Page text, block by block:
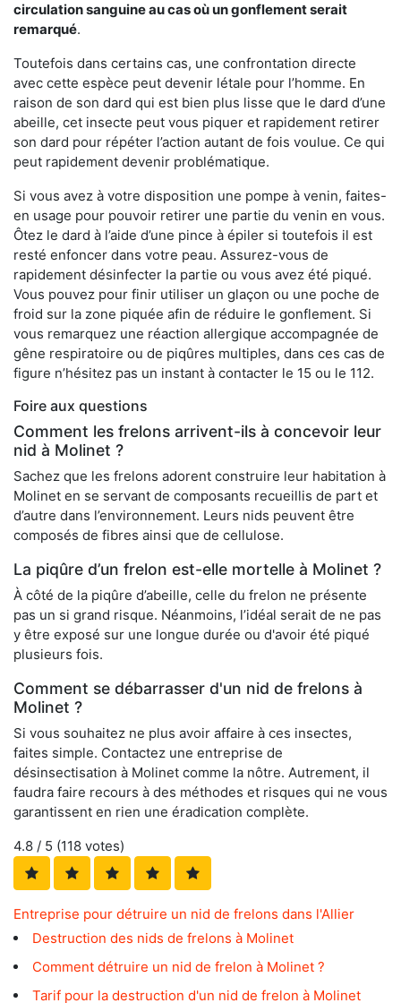
circulation sanguine au cas où un gonflement serait
remarqué.
Toutefois dans certains cas, une confrontation directe
avec cette espèce peut devenir létale pour l’homme. En
raison de son dard qui est bien plus lisse que le dard d’une
abeille, cet insecte peut vous piquer et rapidement retirer
son dard pour répéter l’action autant de fois voulue. Ce qui
peut rapidement devenir problématique.
Si vous avez à votre disposition une pompe à venin, faites-
en usage pour pouvoir retirer une partie du venin en vous.
Ôtez le dard à l’aide d’une pince à épiler si toutefois il est
resté enfoncer dans votre peau. Assurez-vous de
rapidement désinfecter la partie ou vous avez été piqué.
Vous pouvez pour finir utiliser un glaçon ou une poche de
froid sur la zone piquée afin de réduire le gonflement. Si
vous remarquez une réaction allergique accompagnée de
gêne respiratoire ou de piqûres multiples, dans ces cas de
figure n’hésitez pas un instant à contacter le 15 ou le 112.
Foire aux questions
Comment les frelons arrivent-ils à concevoir leur
nid à Molinet ?
Sachez que les frelons adorent construire leur habitation à
Molinet en se servant de composants recueillis de part et
d’autre dans l’environnement. Leurs nids peuvent être
composés de fibres ainsi que de cellulose.
La piqûre d’un frelon est-elle mortelle à Molinet ?
À côté de la piqûre d’abeille, celle du frelon ne présente
pas un si grand risque. Néanmoins, l’idéal serait de ne pas
y être exposé sur une longue durée ou d'avoir été piqué
plusieurs fois.
Comment se débarrasser d'un nid de frelons à
Molinet ?
Si vous souhaitez ne plus avoir affaire à ces insectes,
faites simple. Contactez une entreprise de
désinsectisation à Molinet comme la nôtre. Autrement, il
faudra faire recours à des méthodes et risques qui ne vous
garantissent en rien une éradication complète.
4.8 / 5 (118 votes)
Entreprise pour détruire un nid de frelons dans l'Allier
Destruction des nids de frelons à Molinet
Comment détruire un nid de frelon à Molinet ?
Tarif pour la destruction d'un nid de frelon à Molinet